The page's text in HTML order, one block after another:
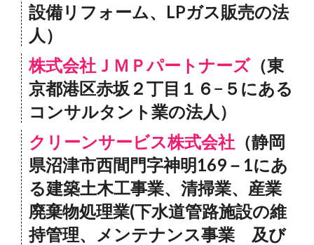
設備リフォーム、LPガス販売の法
人）
株式会社ＪＭＰパートナーズ（東
京都港区赤坂２丁目１６−５にある
コンサルタント業の法人）
クリーンサービス株式会社 （静岡
県沼津市西間門字神明169－1にあ
る建築土木工事業、清掃業、産業
廃棄物処理業(下水道管路施設の維
持管理、メンテナンス事業 及び